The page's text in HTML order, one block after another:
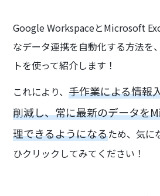
Google WorkspaceとMicrosoft
なデータ連携を自動化する方法を
トを使って紹介します！
これにより、手作業による情報
削減し、常に最新のデータを
理できるようになるため、気に
ひクリックしてみてください！